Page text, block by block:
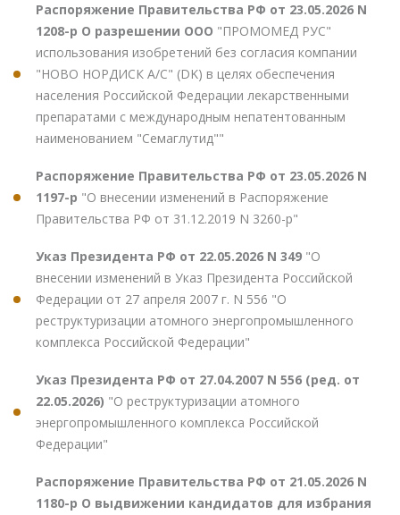
Распоряжение Правительства РФ от 23.05.2026 N
1208-р О разрешении ООО "ПРОМОМЕД РУС"
использования изобретений без согласия компании
"НОВО НОРДИСК А/С" (DK) в целях обеспечения
населения Российской Федерации лекарственными
препаратами с международным непатентованным
наименованием "Семаглутид""
Распоряжение Правительства РФ от 23.05.2026 N
1197-р "О внесении изменений в Распоряжение
Правительства РФ от 31.12.2019 N 3260-р"
Указ Президента РФ от 22.05.2026 N 349 "О
внесении изменений в Указ Президента Российской
Федерации от 27 апреля 2007 г. N 556 "О
реструктуризации атомного энергопромышленного
комплекса Российской Федерации"
Указ Президента РФ от 27.04.2007 N 556 (ред. от
22.05.2026) "О реструктуризации атомного
энергопромышленного комплекса Российской
Федерации"
Распоряжение Правительства РФ от 21.05.2026 N
1180-р О выдвижении кандидатов для избрания